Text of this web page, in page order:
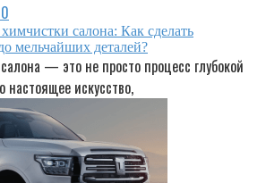
0
салона: Как сделать
мельчайших деталей?
— это не просто процесс глубокой
настоящее искусство,